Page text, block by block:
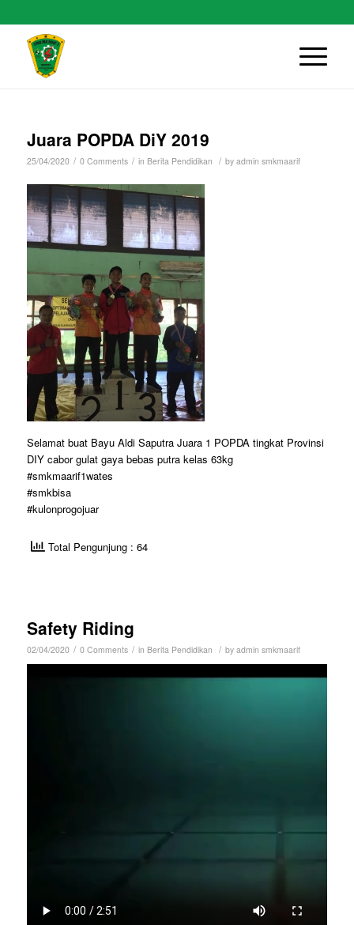
Juara POPDA DiY 2019
25/04/2020 / 0 Comments / in Berita Pendidikan / by admin smkmaarif
Selamat buat Bayu Aldi Saputra Juara 1 POPDA tingkat Provinsi
DIY cabor gulat gaya bebas putra kelas 63kg
#smkmaarif1wates
#smkbisa
#kulonprogojuar
Total Pengunjung : 64
Safety Riding
02/04/2020 / 0 Comments / in Berita Pendidikan / by admin smkmaarif